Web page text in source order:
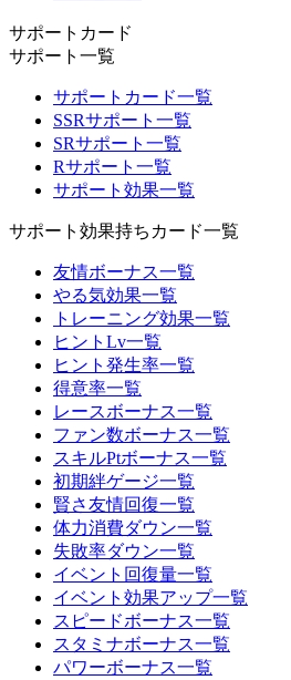
サポートカード
サポート一覧
サポートカード一覧
SSRサポート一覧
SRサポート一覧
Rサポート一覧
サポート効果一覧
サポート効果持ちカード一覧
友情ボーナス一覧
やる気効果一覧
トレーニング効果一覧
ヒントLv一覧
ヒント発生率一覧
得意率一覧
レースボーナス一覧
ファン数ボーナス一覧
スキルPtボーナス一覧
初期絆ゲージ一覧
賢さ友情回復一覧
体力消費ダウン一覧
失敗率ダウン一覧
イベント回復量一覧
イベント効果アップ一覧
スピードボーナス一覧
スタミナボーナス一覧
パワーボーナス一覧